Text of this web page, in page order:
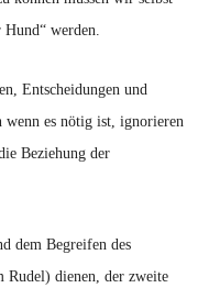
Hund“ werden.
Entscheidungen und
es nötig ist, ignorieren
Beziehung der
dem Begreifen des
Rudel) dienen, der zweite